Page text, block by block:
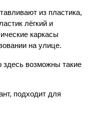
из пластика,
лёгкий и
каркасы
на улице.
здесь возможны такие
подходит для